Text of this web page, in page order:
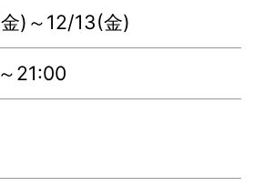
)～12/13(金)
21:00